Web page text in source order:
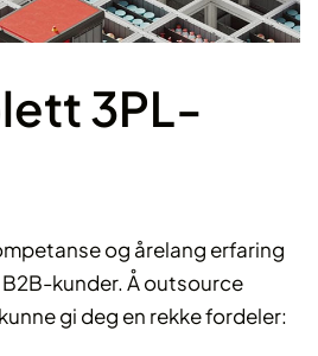
3PL-
og årelang erfaring
kunder. Å outsource
gi deg en rekke fordeler: